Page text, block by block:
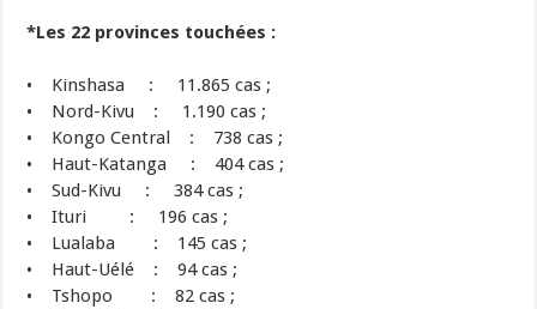
*Les 22 provinces touchées :
• Kinshasa : 11.865 cas ;
• Nord-Kivu : 1.190 cas ;
• Kongo Central : 738 cas ;
• Haut-Katanga : 404 cas ;
• Sud-Kivu : 384 cas ;
• Ituri : 196 cas ;
• Lualaba : 145 cas ;
• Haut-Uélé : 94 cas ;
• Tshopo : 82 cas ;